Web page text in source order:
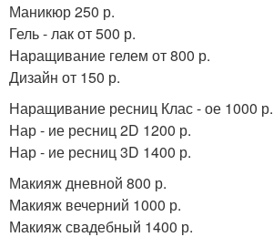
Маникюр 250 р.
Гель - лак от 500 р.
Наращивание гелем от 800 р.
Дизайн от 150 р.
Наращивание ресниц Клас - ое 1000 р.
Нар - ие ресниц 2D 1200 р.
Нар - ие ресниц 3D 1400 р.
Макияж дневной 800 р.
Макияж вечерний 1000 р.
Макияж свадебный 1400 р.